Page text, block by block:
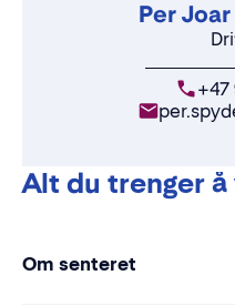
Per
+47
Alt du trenger
Om senteret